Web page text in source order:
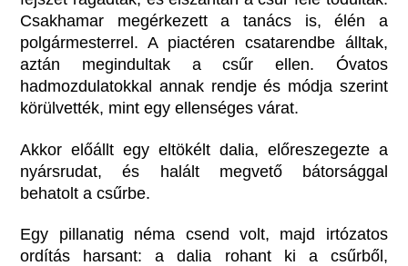
Csakhamar megérkezett a tanács is, élén a
polgármesterrel. A piactéren csatarendbe álltak,
aztán megindultak a csűr ellen. Óvatos
hadmozdulatokkal annak rendje és módja szerint
körülvették, mint egy ellenséges várat.
Akkor előállt egy eltökélt dalia, előreszegezte a
nyársrudat, és halált megvető bátorsággal
behatolt a csűrbe.
Egy pillanatig néma csend volt, majd irtózatos
ordítás harsant: a dalia rohant ki a csűrből,